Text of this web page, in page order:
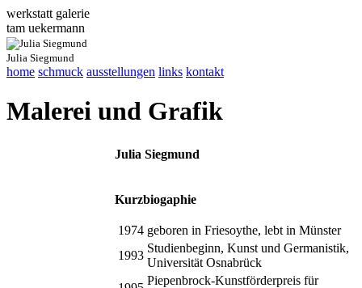
werkstatt galerie
tam uekermann
Julia Siegmund
home schmuck ausstellungen links kontakt
Malerei und Grafik
Julia Siegmund
Kurzbiogaphie
1974 geboren in Friesoythe, lebt in Münster
1993
Studienbeginn, Kunst und Germanistik,
Universität Osnabrück
Piepenbrock-Kunstförderpreis für